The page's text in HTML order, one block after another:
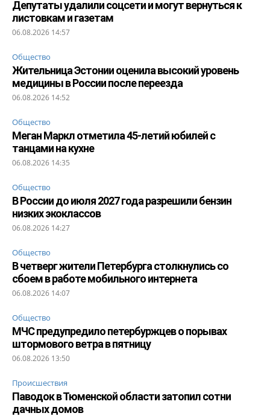
Депутаты удалили соцсети и могут вернуться к
листовкам и газетам
06.08.2026 14:57
Общество
Жительница Эстонии оценила высокий уровень
медицины в России после переезда
06.08.2026 14:52
Общество
Меган Маркл отметила 45-летий юбилей с
танцами на кухне
06.08.2026 14:35
Общество
В России до июля 2027 года разрешили бензин
низких экоклассов
06.08.2026 14:27
Общество
В четверг жители Петербурга столкнулись со
сбоем в работе мобильного интернета
06.08.2026 14:07
Общество
МЧС предупредило петербуржцев о порывах
штормового ветра в пятницу
06.08.2026 13:50
Происшествия
Паводок в Тюменской области затопил сотни
дачных домов